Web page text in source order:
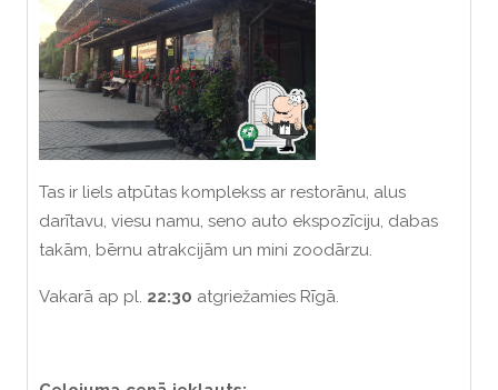
Tas ir liels atpūtas komplekss ar restorānu, alus
darītavu, viesu namu, seno auto ekspozīciju, dabas
takām, bērnu atrakcijām un mini zoodārzu.
Vakarā ap pl. 22:30 atgriežamies Rīgā.